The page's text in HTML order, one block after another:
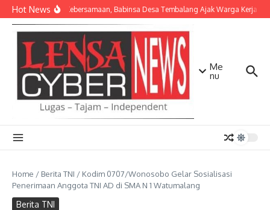
Lewati ke konten
Hot NewsPererat Kebersamaan, Babinsa Desa Tembalang Ajak Warga Kerja
Me
nu
Home / Berita TNI / Kodim 0707/Wonosobo Gelar Sosialisasi
Penerimaan Anggota TNI AD di SMA N 1 Watumalang
Berita TNI